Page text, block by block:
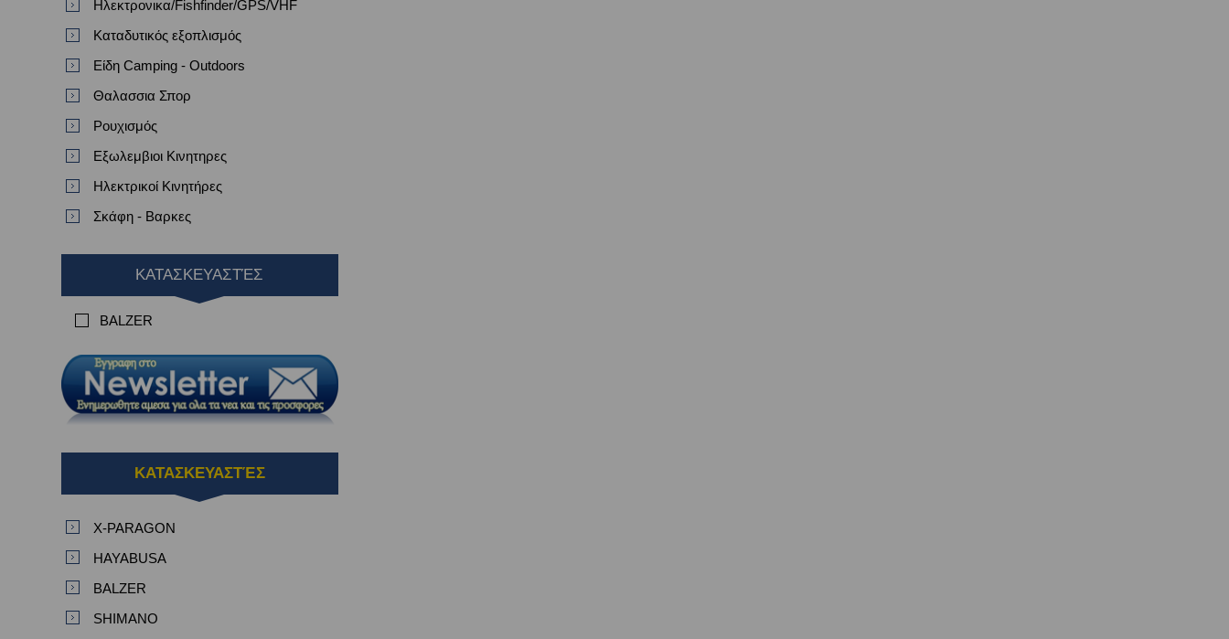
Ηλεκτρονικα/Fishfinder/GPS/VHF
Καταδυτικός εξοπλισμός
Είδη Camping - Outdoors
Θαλασσια Σπορ
Ρουχισμός
Εξωλεμβιοι Κινητηρες
Ηλεκτρικοί Κινητήρες
Σκάφη - Βαρκες
ΚΑΤΑΣΚΕΥΑΣΤΈΣ
BALZER
ΚΑΤΑΣΚΕΥΑΣΤΈΣ
X-PARAGON
HAYABUSA
BALZER
SHIMANO